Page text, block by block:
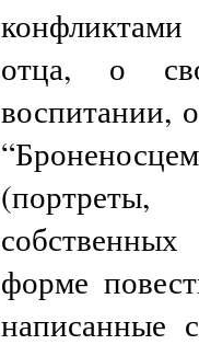
отца, о
воспитании,
форме
написанные